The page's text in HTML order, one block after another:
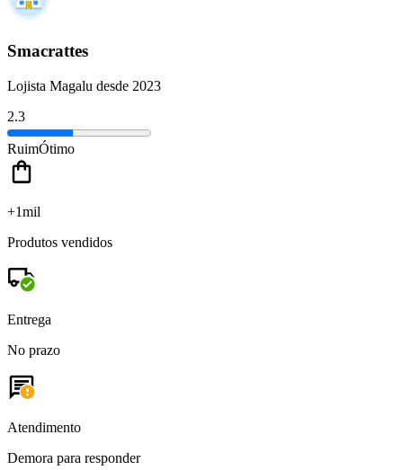
Smacrattes
Lojista Magalu desde 2023
2.3
RuimÓtimo
+1mil
Produtos vendidos
Entrega
No prazo
Atendimento
Demora para responder